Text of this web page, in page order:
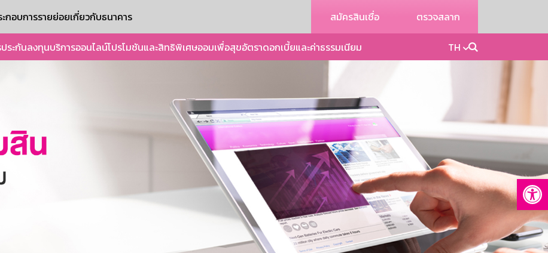
กอบการรายย่อยเกี่ยวกับธนาคาร สมัครสินเชื่อ ตรวจสลาก
ประกันลงทุนบริการออนไลน์โปรโมชันและสิทธิพิเศษออมเพื่อสุขอัตราดอกเบี้ยและค่าธรรมเนียม TH